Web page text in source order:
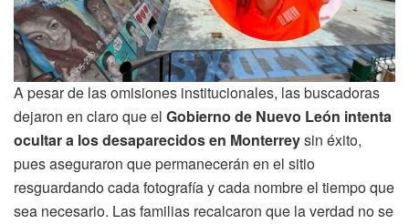
A pesar de las omisiones institucionales, las buscadoras
dejaron en claro que el Gobierno de Nuevo León intenta
ocultar a los desaparecidos en Monterreysin éxito,
pues aseguraron que permanecerán en el sitio
resguardando cada fotografía y cada nombre el tiempo que
sea necesario. Las familias recalcaron que la verdad no se